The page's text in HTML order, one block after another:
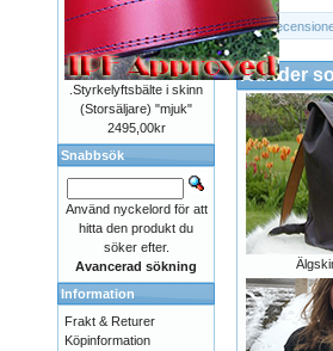
Kunder
.Styrkelyftsbälte i skinn
(Storsäljare) "mjuk"
2495,00kr
Snabbsök
Använd nyckelord för att
hitta den produkt du
söker efter.
Avancerad sökning
Information
Frakt & Returer
Köpinformation